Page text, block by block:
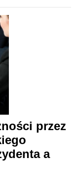
przez
a